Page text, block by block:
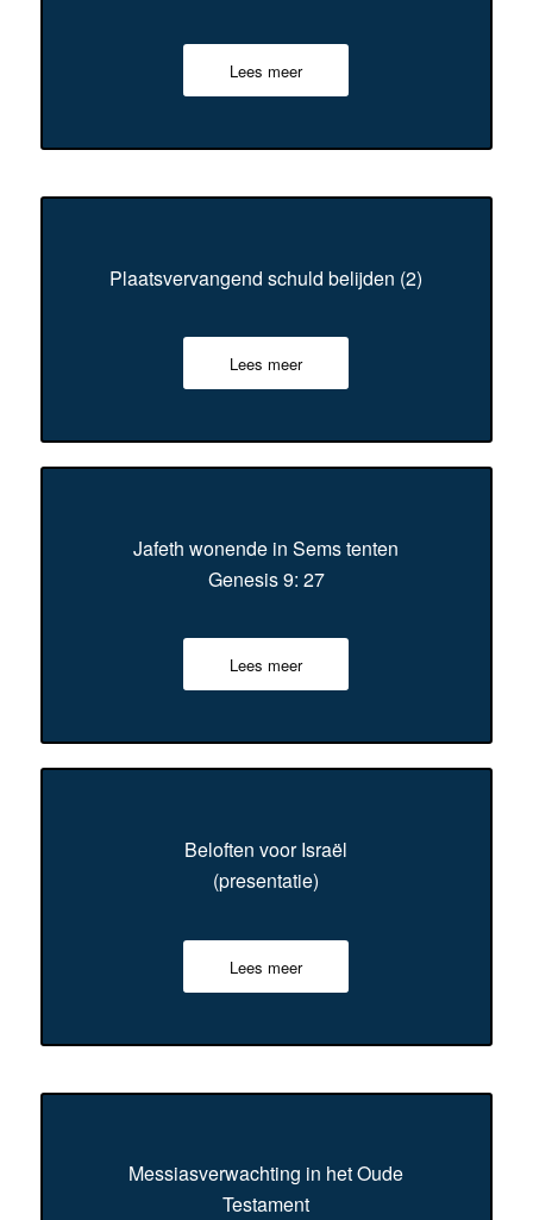
Lees meer
Plaatsvervangend schuld belijden (2)
Lees meer
Jafeth wonende in Sems tenten
Genesis 9: 27
Lees meer
Beloften voor Israël
(presentatie)
Lees meer
Messiasverwachting in het Oude
Testament